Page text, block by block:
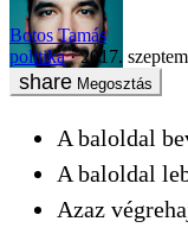
Botos Tamás
politika
2017.
Megosztás
A baloldal
A baloldal
Azaz